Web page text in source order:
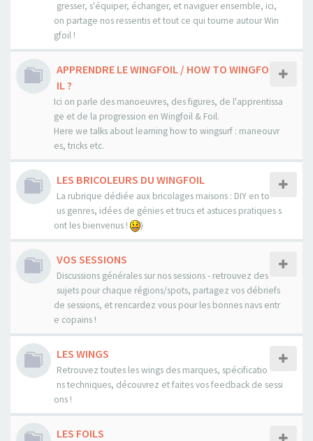
gresser, s'équiper, échanger, et naviguer ensemble, ici,
on partage nos ressentis et tout ce qui tourne autour Win
gfoil !
APPRENDRE LE WINGFOIL / HOW TO WINGFO
IL ?
Ici on parle des manoeuvres, des figures, de l'apprentissa
ge et de la progression en Wingfoil & Foil.
Here we talks about learning how to wingsurf : maneouvr
es, tricks etc.
LES BRICOLEURS DU WINGFOIL
La rubrique dédiée aux bricolages maisons : DIY en to
us genres, idées de génies et trucs et astuces pratiques s
ont les bienvenus !
)
VOS SESSIONS
Discussions générales sur nos sessions - retrouvez des
sujets pour chaque régions/spots, partagez vos débriefs
de sessions, et rencardez vous pour les bonnes navs entr
e copains !
LES WINGS
Retrouvez toutes les wings des marques, spécificatio
ns techniques, découvrez et faites vos feedback de sessi
ons !
LES FOILS